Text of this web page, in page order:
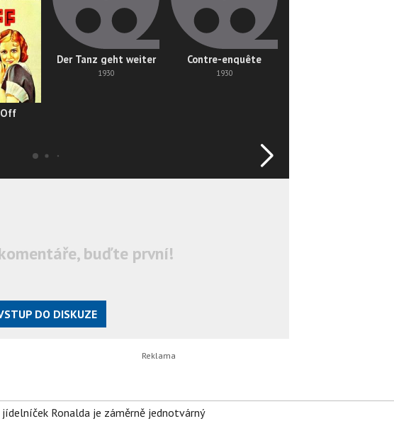
Der Tanz geht weiter
1930
Contre-enquête
1930
buďte první!
DO DISKUZE
jídelníček Ronalda je záměrně jednotvárný